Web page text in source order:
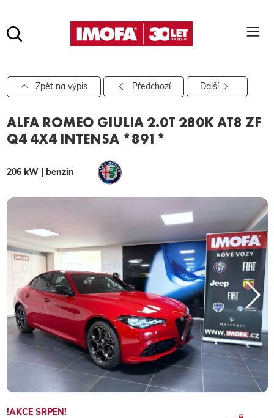
hledat
Pro vyhledávání zadejte alespoň 3 znaky.
Zpět na výpis Předchozí Další
ALFA ROMEO GIULIA 2.0T 280K AT8 ZF
Q4 4X4 INTENSA *891*
206 kW | benzin
!AKCE SRPEN!